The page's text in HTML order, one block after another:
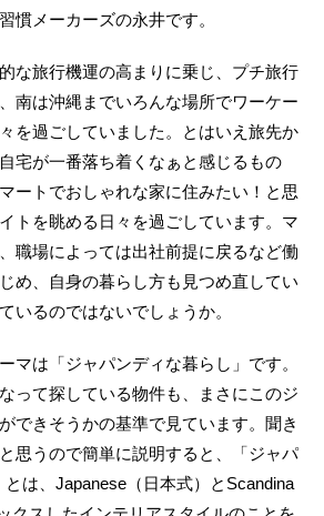
慣メーカーズの永井です。
な旅行機運の高まりに乗じ、プチ旅行
南は沖縄までいろんな場所でワーケー
を過ごしていました。とはいえ旅先か
宅が一番落ち着くなぁと感じるもの
ートでおしゃれな家に住みたい！と思
トを眺める日々を過ごしています。マ
職場によっては出社前提に戻るなど働
め、自身の暮らし方も見つめ直してい
いるのではないでしょうか。
マは「ジャパンディな暮らし」です。
って探している物件も、まさにこのジ
できそうかの基準で見ています。聞き
思うので簡単に説明すると、「ジャパ
とは、Japanese（日本式）とScandina